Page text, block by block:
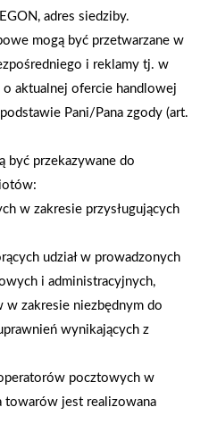
rebrandingu
adres siedziby.
mogą być przetwarzane w
i reklamy tj. w
aktualnej ofercie handlowej
Pani/Pana zgody (art.
być przekazywane do
w zakresie przysługujących
udział w prowadzonych
i administracyjnych,
zakresie niezbędnym do
wynikających z
pocztowych w
towarów jest realizowana